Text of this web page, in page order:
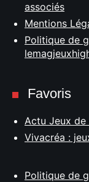
associés
Mentions
Politique de
Favoris
Actu Jeux
Vivacréa :
Politique de